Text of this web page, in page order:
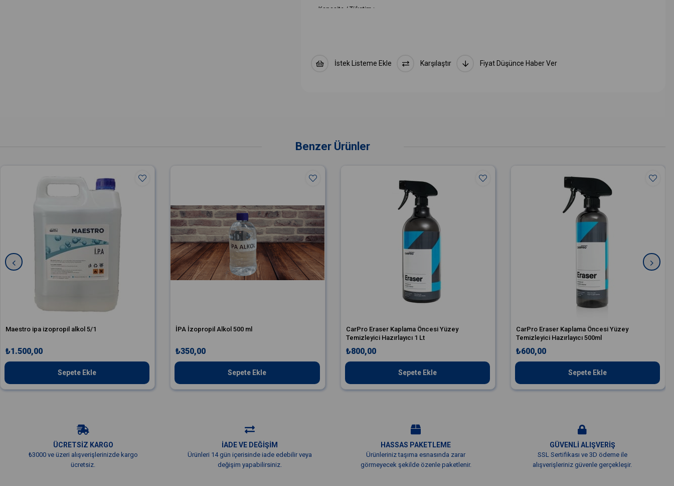
Kapasite / Tüketim :
3- Mikrofiber bezinize 2-3 fıs sıkın.
4- Ürünü uygulama yapacağınız tüm alana, eşit seviyenlendirme yaparak dairesel hareketlerle uygulayın.
İstek Listeme Ekle Karşılaştır Fiyat Düşünce Haber Ver
Benzer Ürünler
Maestro ipa izopropil alkol 5/1
₺1.500,00
Sepete Ekle
İPA İzopropil Alkol 500 ml
₺350,00
Sepete Ekle
CarPro Eraser Kaplama Öncesi Yüzey
Temizleyici Hazırlayıcı 1 Lt
₺800,00
Sepete Ekle
CarPro Eraser Kaplama Öncesi Yüzey
Temizleyici Hazırlayıcı 500ml
₺600,00
Sepete Ekle
ÜCRETSİZ KARGO
₺3000 ve üzeri alışverişlerinizde kargo
ücretsiz.
İADE VE DEĞİŞİM
Ürünleri 14 gün içerisinde iade edebilir veya
değişim yapabilirsiniz.
HASSAS PAKETLEME
Ürünleriniz taşıma esnasında zarar
görmeyecek şekilde özenle paketlenir.
GÜVENLİ ALIŞVERİŞ
SSL Sertifikası ve 3D ödeme ile
alışverişleriniz güvenle gerçekleşir.